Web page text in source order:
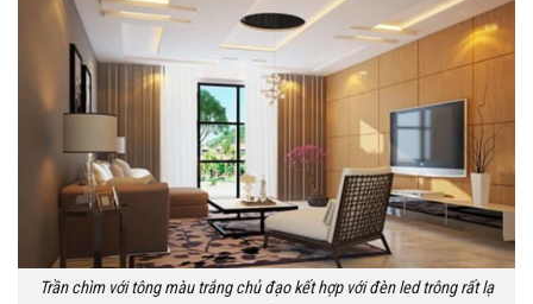
Trần chìm với tông màu trắng chủ đạo kết hợp với đèn led trông rất lạ